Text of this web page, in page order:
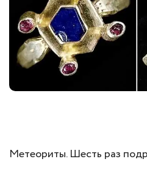
Метеориты. Шесть раз